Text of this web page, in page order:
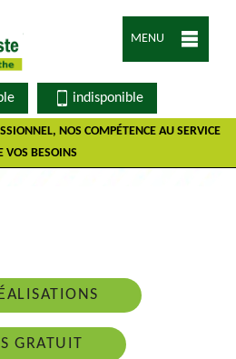
NOS COMPÉTENCE AU SERVICE
VOS BESOINS
MENU
indisponible
GRATUIT